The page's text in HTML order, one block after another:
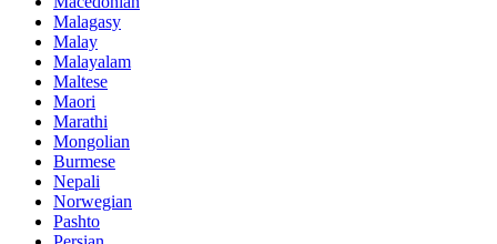
Malagasy
Malay
Malayalam
Maltese
Maori
Marathi
Mongolian
Burmese
Nepali
Norwegian
Pashto